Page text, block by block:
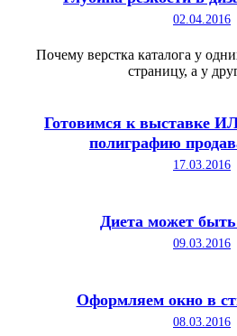
02.04.2016
Почему верстка каталога у
страницу, а у
Готовимся к выставке
полиграфию
17.03.2016
Диета может
09.03.2016
Оформляем окно в
08.03.2016